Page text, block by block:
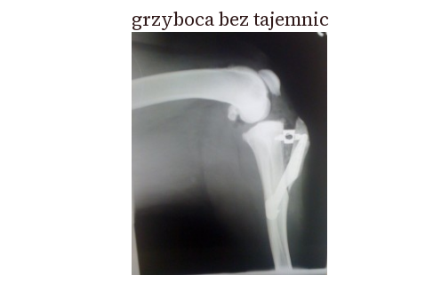
grzyboca bez tajemnic